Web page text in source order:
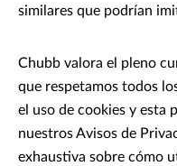
similares que podrían
Chubb valora el pleno
que respetamos todos
el uso de cookies y esta
nuestros Avisos de
exhaustiva sobre cómo